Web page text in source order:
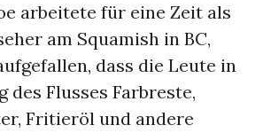
arbeitete für eine Zeit als
am Squamish in BC,
dass die Leute in
des Flusses Farbreste,
Fritieröl und andere